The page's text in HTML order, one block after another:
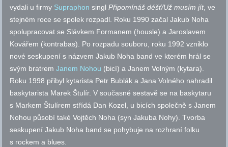
vydali u firmy Supraphon singlPřipomínáš déšť/Už musím jít, ve
stejném roce se spolek rozpadl. Roku 1990 začal Jakub Noha
spolupracovat se Slávkem Formanem (housle) a Jaroslavem
Kovářem (kontrabas). Po rozpadu souboru, roku 1992 vzniklo
nové seskupení s názvem Jakub Noha band ve kterém hrál se
svým bratremJanem Nohou (bicí) a Janem Volným (kytara).
Roku 1998 přibyl kytarista Petr Bublák a Jana Volného nahradil
baskytarista Marek Štulír. V současné sestavě se na baskytaru
s Markem Štulírem střídá Dan Kozel, u bicích společně s Janem
Nohou působí také Vojtěch Noha (syn Jakuba Nohy). Tvorba
seskupení Jakub Noha band se pohybuje na rozhraní folku
s rockem a blues.